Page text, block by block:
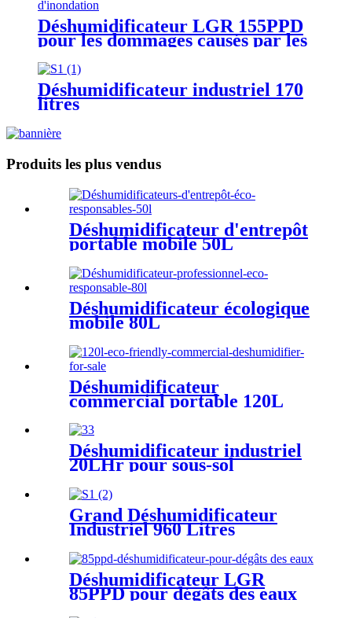
Déshumidificateur LGR 155PPD
pour les dommages causés par les
inondations
Déshumidificateur industriel 170
litres
Produits les plus vendus
Déshumidificateur d'entrepôt
portable mobile 50L
Déshumidificateur écologique
mobile 80L
Déshumidificateur
commercial portable 120L
Déshumidificateur industriel
20LHr pour sous-sol
Grand Déshumidificateur
Industriel 960 Litres
Déshumidificateur LGR
85PPD pour dégâts des eaux